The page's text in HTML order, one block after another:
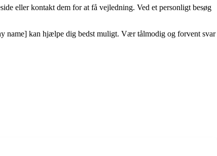
eller kontakt dem for at få vejledning. Ved et personligt besøg
name] kan hjælpe dig bedst muligt. Vær tålmodig og forvent svar